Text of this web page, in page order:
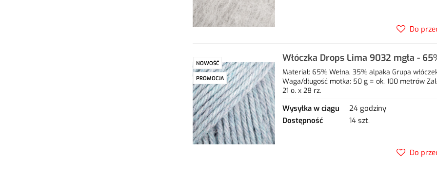
Do
NOWOŚĆ
PROMOCJA
Włóczka Drops Lima 9032 mgła -
alpaka
Materiał: 65% Wełna, 35% alpaka Grupa
Waga/długość motka: 50 g = ok. 100 metrów
21 o. x 28 rz.
Wysyłka w ciągu
24 godziny
Dostępność
14 szt.
Do